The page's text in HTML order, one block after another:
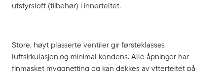
utstyrsloft (tilbehør) i innerteltet.
Store, høyt plasserte ventiler gir førsteklasses
luftsirkulasjon og minimal kondens. Alle åpninger har
finmasket myggnetting og kan dekkes av ytterteltet på